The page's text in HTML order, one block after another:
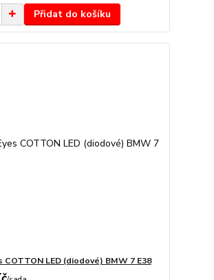
Přidat do košíku
COTTON LED (diodové) BMW 7 E38